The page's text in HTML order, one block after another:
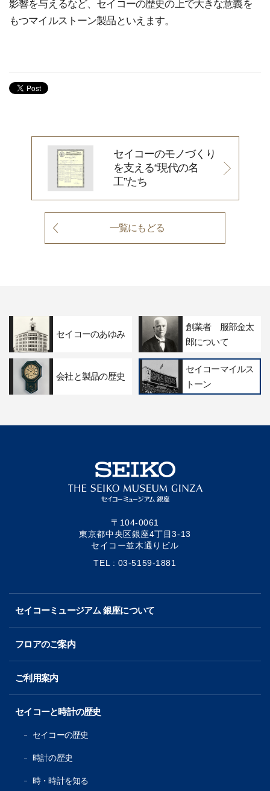
影響を与えるなど、セイコーの歴史の上で大きな意義を
もつマイルストーン製品といえます。
セイコーのモノづくり
を支える“現代の名
工”たち
一覧にもどる
セイコーのあゆみ
創業者 服部金太
郎について
会社と製品の歴史
セイコーマイルス
トーン
〒104-0061
東京都中央区銀座4丁目3-13
セイコー並木通りビル
TEL : 03-5159-1881
セイコーミュージアム 銀座について
フロアのご案内
ご利用案内
セイコーと時計の歴史
セイコーの歴史
時計の歴史
時・時計を知る